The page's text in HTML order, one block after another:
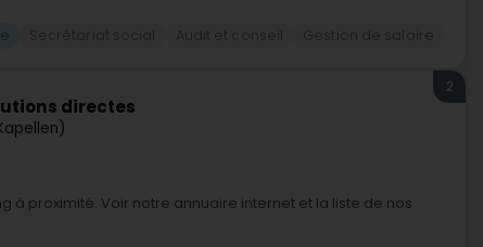
directes
2
à proximité. Voir notre annuaire internet et la liste de nos